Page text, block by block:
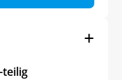
teilig